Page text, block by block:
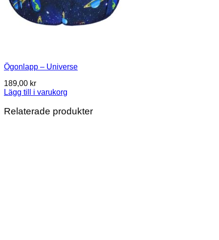
Ögonlapp – Universe
189,00 kr
Lägg till i varukorg
Relaterade produkter